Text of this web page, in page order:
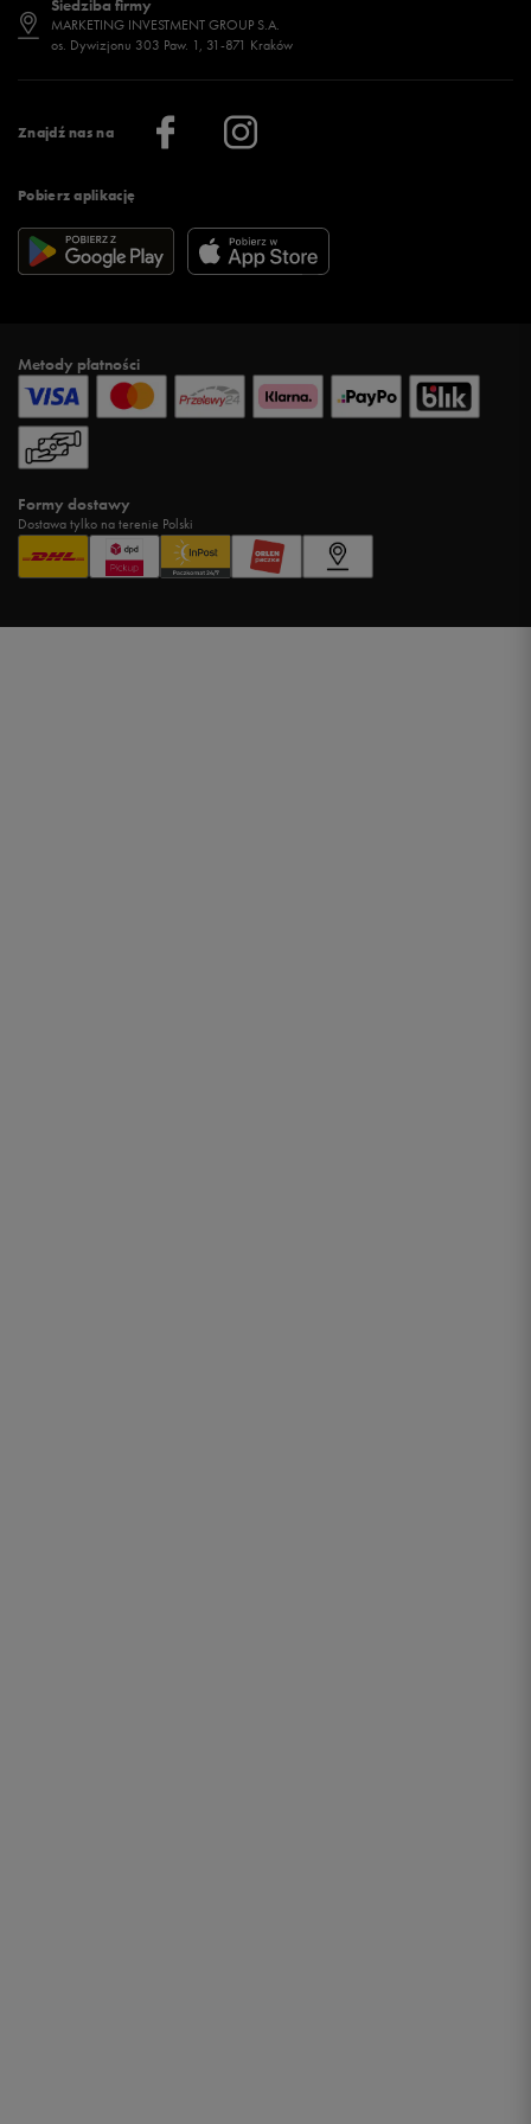
Znajdź nas na
Pobierz aplikację
Regulamin sklepu 50 style
Regulamin aplikacji 50 style
Więcej regulaminów >
Jak wybrać buty na zimę?
Więcej >
Stylizacje damskie
Sklepy stacjonarne
Klub 50 style
Praca
Informacje o firmie
Siedziba firmy
MARKETING INVESTMENT GROUP S.A.
os. Dywizjonu 303 Paw. 1, 31-871 Kraków
Metody płatności
Formy dostawy
Dostawa tylko na terenie Polski